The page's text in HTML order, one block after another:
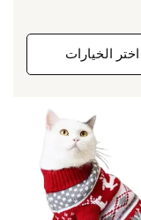
اختر الخيارات